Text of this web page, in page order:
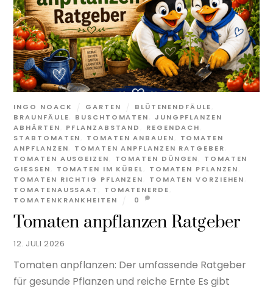
12. JULI 2026
Tomaten anpflanzen Ratgeber
INGO NOACK GARTEN BLÜTENENDFÄULE
BRAUNFÄULE
BUSCHTOMATEN
JUNGPFLANZEN
ABHÄRTEN
PFLANZABSTAND REGENDACH
STABTOMATEN
TOMATEN ANBAUEN
TOMATEN
ANPFLANZEN
TOMATEN ANPFLANZEN RATGEBER
TOMATEN AUSGEIZEN
TOMATEN DÜNGEN
TOMATEN
GIESSEN
TOMATEN IM KÜBEL TOMATEN PFLANZEN
TOMATEN RICHTIG PFLANZEN
TOMATEN VORZIEHEN
TOMATENAUSSAAT
TOMATENERDE
TOMATENKRANKHEITEN
0
Tomaten anpflanzen: Der umfassende Ratgeber
für gesunde Pflanzen und reiche Ernte Es gibt